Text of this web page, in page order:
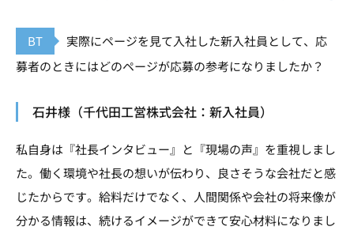
BT
実際にページを見て入社した新入社員として、応
募者のときにはどのページが応募の参考になりましたか？
石井様（千代田工営株式会社：新入社員）
私自身は『社長インタビュー』と『現場の声』を重視しまし
た。働く環境や社長の想いが伝わり、良さそうな会社だと感
じたからです。給料だけでなく、人間関係や会社の将来像が
分かる情報は、続けるイメージができて安心材料になりまし